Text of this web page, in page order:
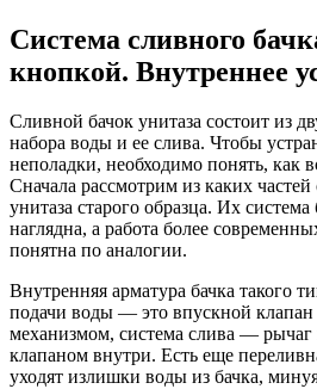
Система сливного
кнопкой. Внутреннее
Сливной бачок унитаза состоит из
набора воды и ее слива. Чтобы
неполадки, необходимо понять, как
Сначала рассмотрим из каких частей
унитаза старого образца. Их
наглядна, а работа более
понятна по аналогии.
Внутренняя арматура бачка такого
подачи воды — это впускной
механизмом, система слива —
клапаном внутри. Есть еще
уходят излишки воды из бачка,